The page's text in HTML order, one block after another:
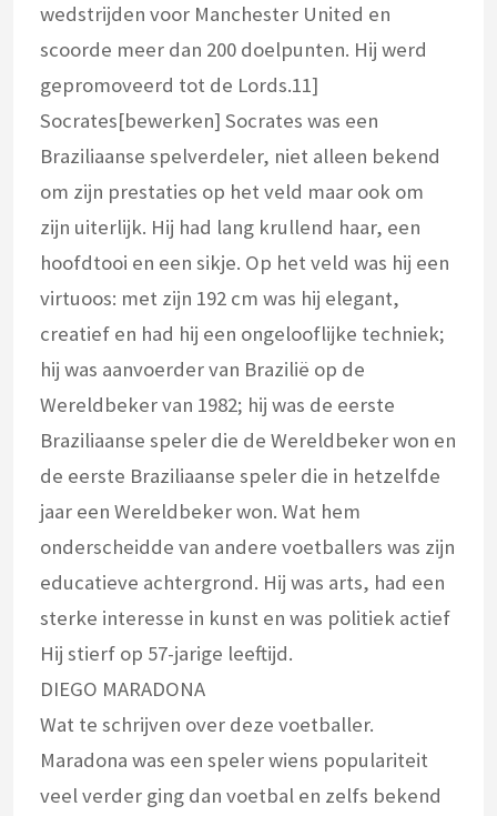
wedstrijden voor Manchester United en
scoorde meer dan 200 doelpunten. Hij werd
gepromoveerd tot de Lords.11]
Socrates[bewerken] Socrates was een
Braziliaanse spelverdeler, niet alleen bekend
om zijn prestaties op het veld maar ook om
zijn uiterlijk. Hij had lang krullend haar, een
hoofdtooi en een sikje. Op het veld was hij een
virtuoos: met zijn 192 cm was hij elegant,
creatief en had hij een ongelooflijke techniek;
hij was aanvoerder van Brazilië op de
Wereldbeker van 1982; hij was de eerste
Braziliaanse speler die de Wereldbeker won en
de eerste Braziliaanse speler die in hetzelfde
jaar een Wereldbeker won. Wat hem
onderscheidde van andere voetballers was zijn
educatieve achtergrond. Hij was arts, had een
sterke interesse in kunst en was politiek actief
Hij stierf op 57-jarige leeftijd.
DIEGO MARADONA
Wat te schrijven over deze voetballer.
Maradona was een speler wiens populariteit
veel verder ging dan voetbal en zelfs bekend